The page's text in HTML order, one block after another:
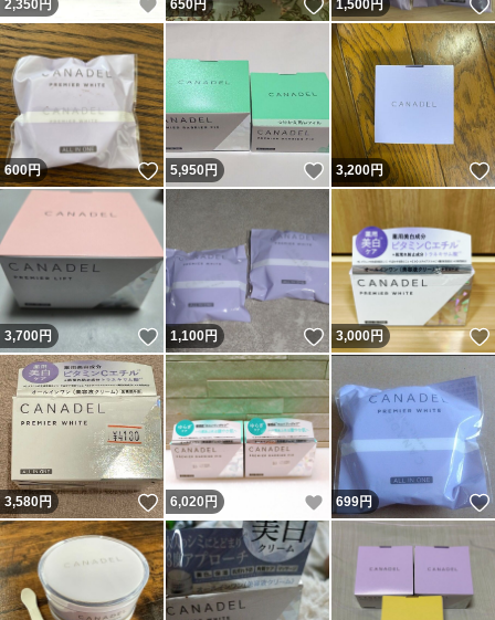
2,350 円 いいね！
650円 いいね！
1,500円
600円 いいね！
5,950円 いいね！
3,200円
3,700円 いいね！
1,100円 いいね！
3,000円
3,580円 いいね！
6,020 円 いいね！
699円